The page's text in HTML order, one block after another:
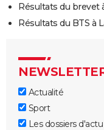
Résultats du brevet
Résultats du BTS à
Actualité
Sport
Les dossiers d'actu